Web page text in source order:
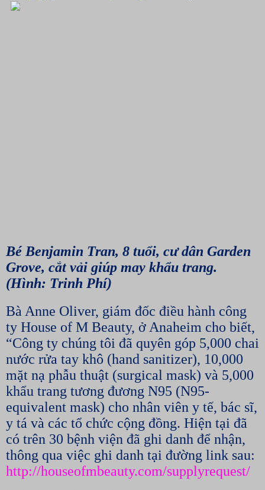
Bé Benjamin Tran, 8 tuổi, cư dân Garden
Grove, cắt vải giúp may khẩu trang.
(Hình: Trinh Phí)
Bà Anne Oliver, giám đốc điều hành công
ty House of M Beauty, ở Anaheim cho biết,
“Công ty chúng tôi đã quyên góp 5,000 chai
nước rửa tay khô (hand sanitizer), 10,000
mặt nạ phẫu thuật (surgical mask) và 5,000
khẩu trang tương đương N95 (N95-
equivalent mask) cho nhân viên y tế, bác sĩ,
y tá và các tổ chức cộng đồng. Hiện tại đã
có trên 30 bệnh viện đã ghi danh để nhận,
thông qua việc ghi danh tại đường link sau:
http://houseofmbeauty.com/supplyrequest/